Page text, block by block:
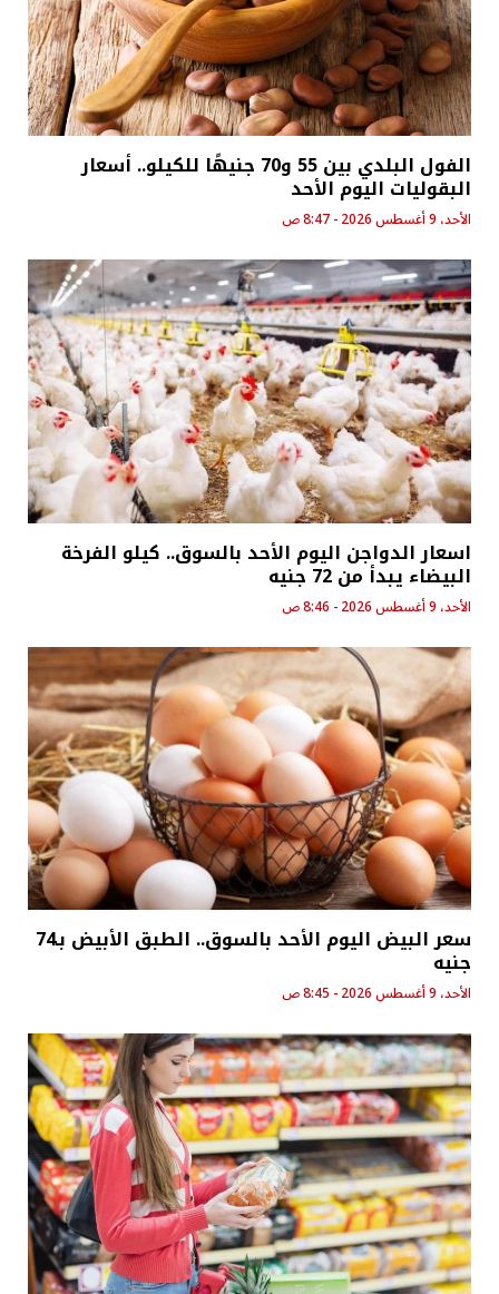
الفول البلدي بين 55 و70 جنيهًا للكيلو.. أسعار
البقوليات اليوم الأحد
الأحد، 9 أغسطس 2026 - 8:47 ص
اسعار الدواجن اليوم الأحد بالسوق.. كيلو الفرخة
البيضاء يبدأ من 72 جنيه
الأحد، 9 أغسطس 2026 - 8:46 ص
سعر البيض اليوم الأحد بالسوق.. الطبق الأبيض بـ74
جنيه
الأحد، 9 أغسطس 2026 - 8:45 ص